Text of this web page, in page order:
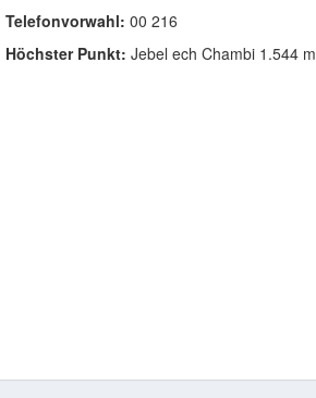
Telefonvorwahl: 00 216
Höchster Punkt: Jebel ech Chambi 1.544 m